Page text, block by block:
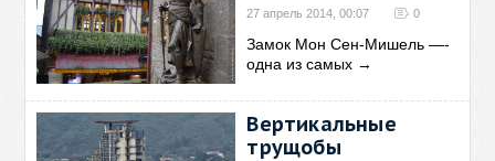
27 апрель 2014, 00:07 0
Замок Мон Сен-Мишель —-
одна из самых →
Вертикальные
трущобы